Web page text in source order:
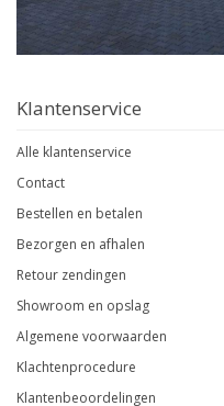
Klantenservice
Alle klantenservice
Contact
Bestellen en betalen
Bezorgen en afhalen
Retour zendingen
Showroom en opslag
Algemene voorwaarden
Klachtenprocedure
Klantenbeoordelingen